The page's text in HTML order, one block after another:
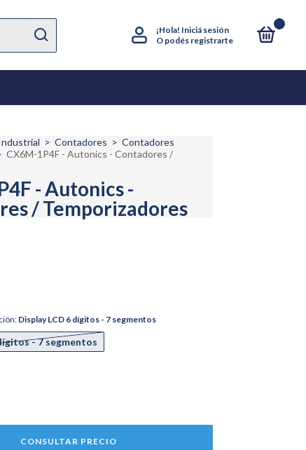
¡Hola! Iniciá sesión
O podés registrarte
> Contadores > Contadores
CX6M-1P4F - Autonics - Contadores /
- Autonics -
/ Temporizadores
Display LCD 6 dígitos - 7 segmentos
- 7 segmentos